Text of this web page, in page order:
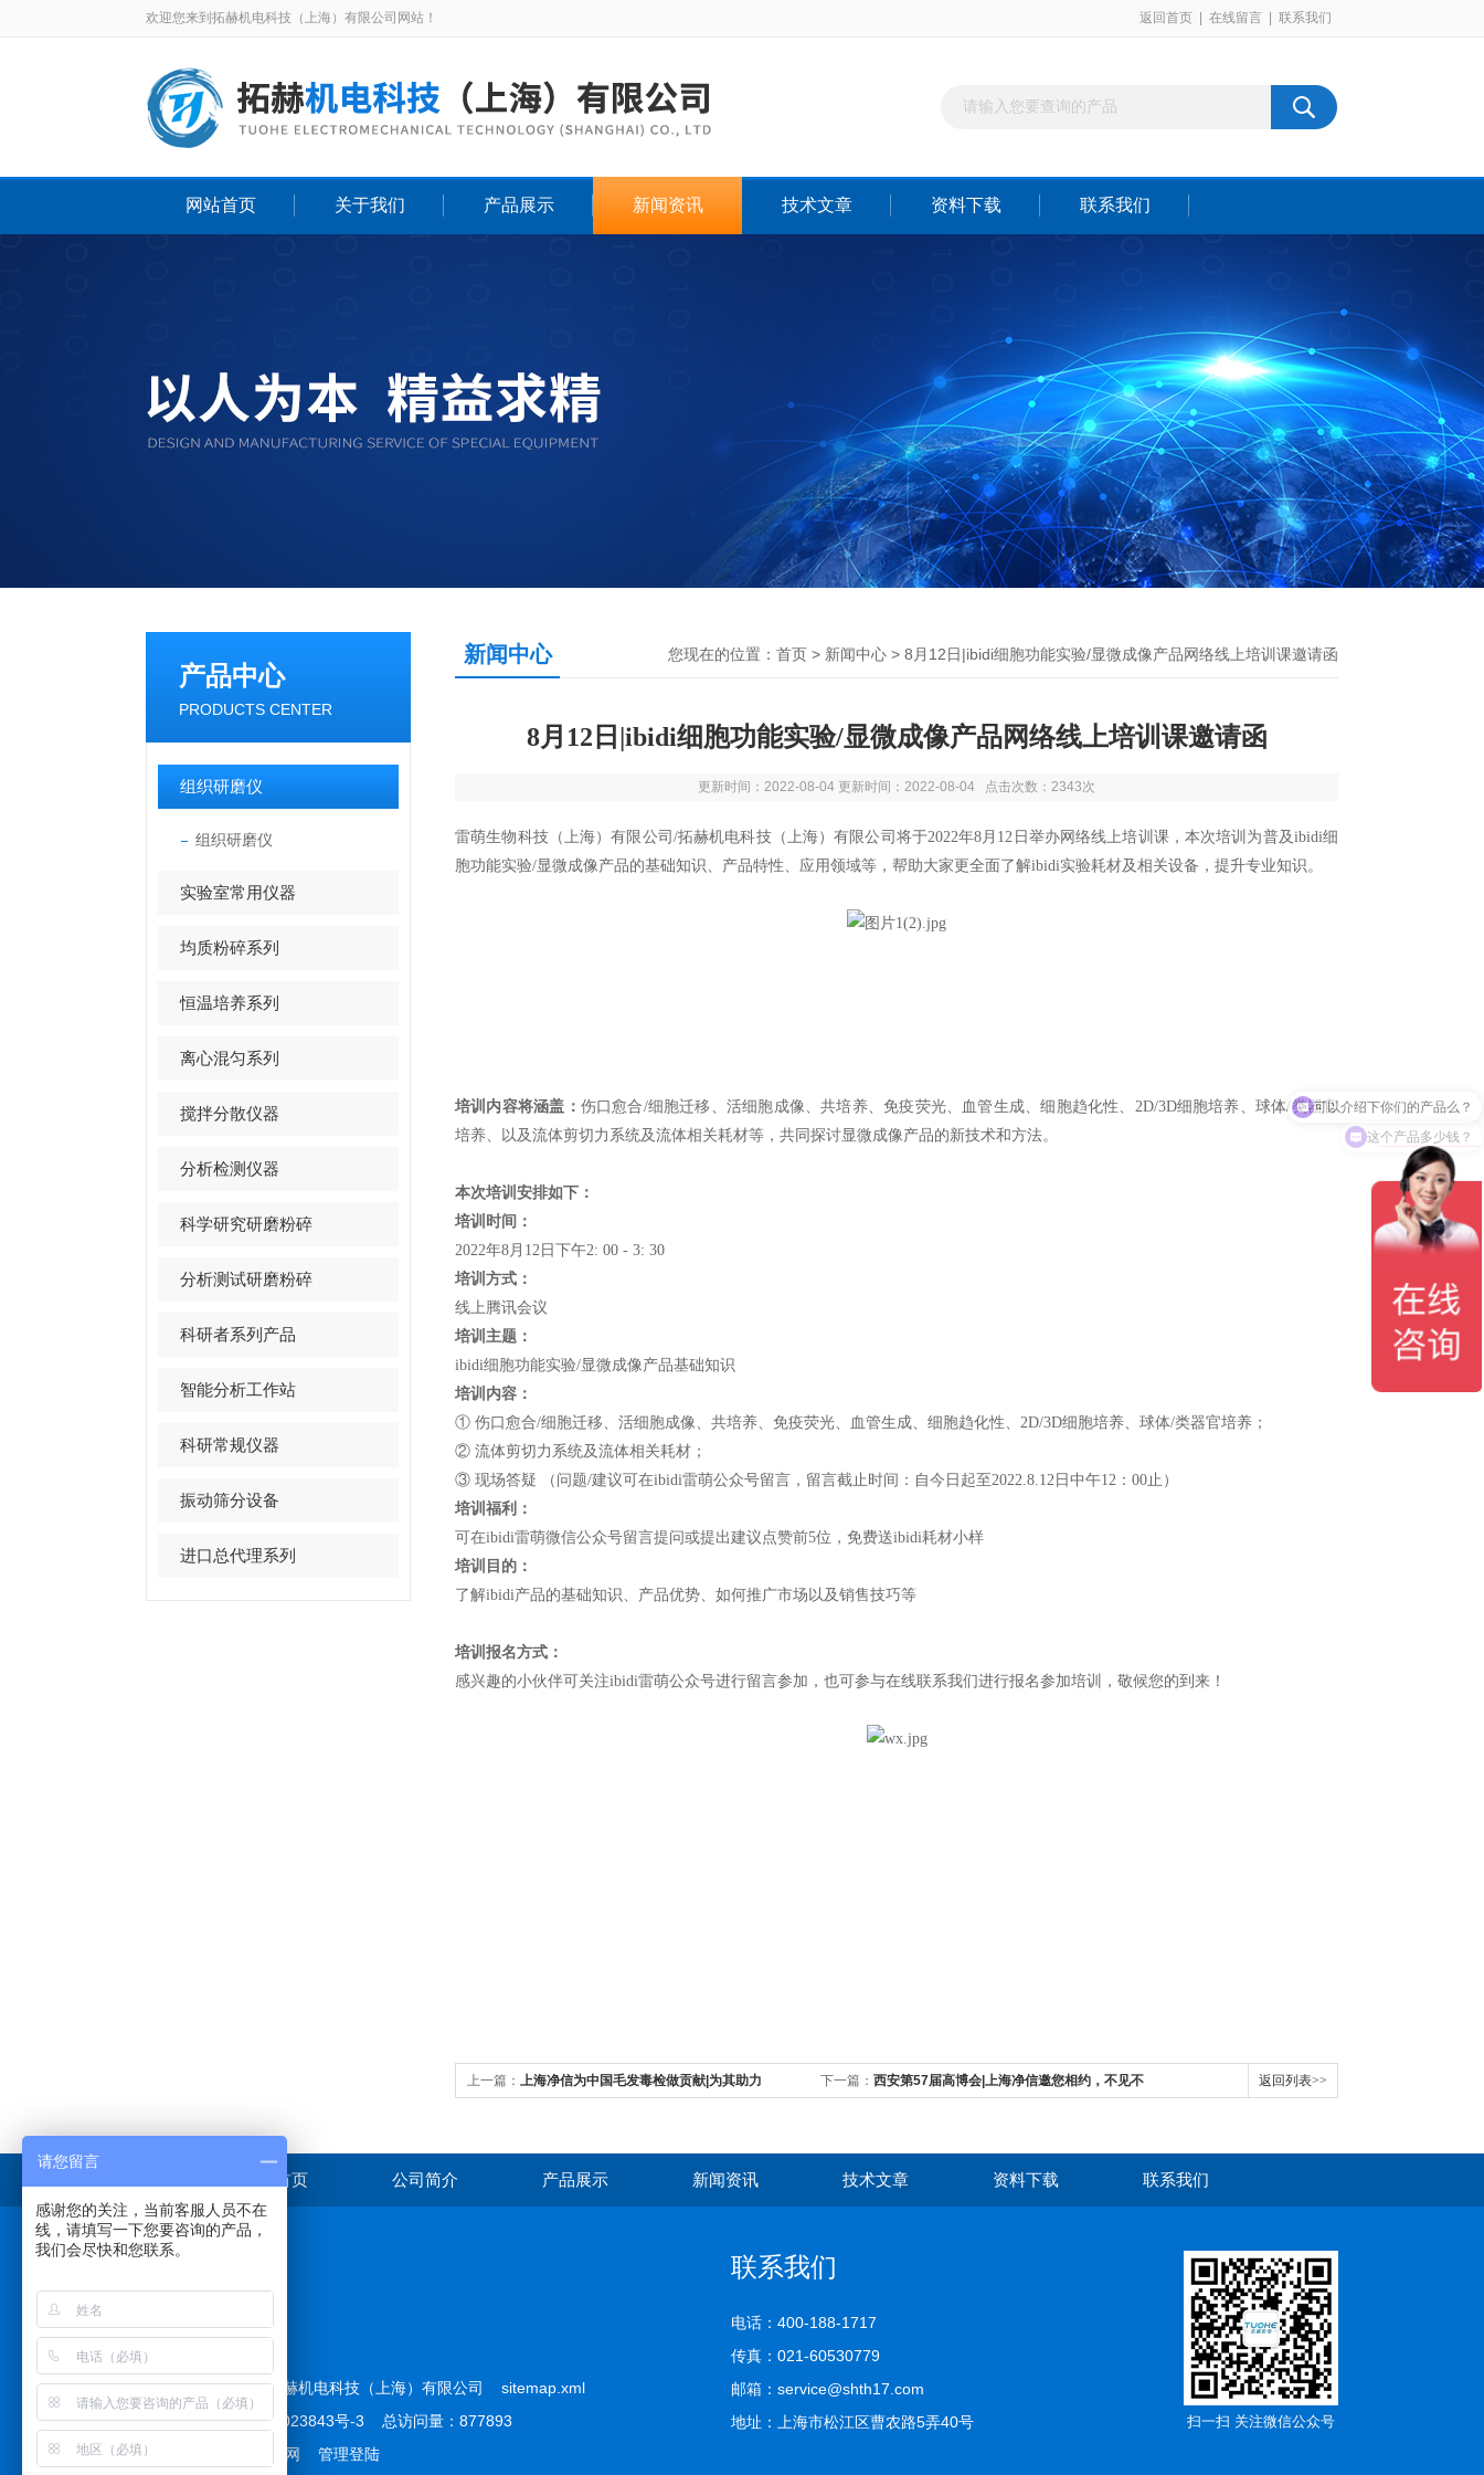
欢迎您来到拓赫机电科技（上海）有限公司网站！ 返回首页 在线留言 联系我们
网站首页 关于我们 产品展示 新闻资讯 技术文章 资料下载 联系我们
产品中心
PRODUCTS CENTER
组织研磨仪
组织研磨仪
实验室常用仪器
均质粉碎系列
恒温培养系列
离心混匀系列
搅拌分散仪器
分析检测仪器
科学研究研磨粉碎
分析测试研磨粉碎
科研者系列产品
智能分析工作站
科研常规仪器
振动筛分设备
进口总代理系列
新闻中心 您现在的位置： 首页 > 新闻中心 > 8月12日|ibidi细胞功能实验/显微成像产品网络线上培训课邀请函
8月12日|ibidi细胞功能实验/显微成像产品网络线上培训课邀请函
更新时间：2022-08-04 更新时间：2022-08-04 点击次数：2343次
雷萌生物科技（上海）有限公司/拓赫机电科技（上海）有限公司将于2022年8月12日举办网络线上培训课，本次培训为普及ibidi细
胞功能实验/显微成像产品的基础知识、产品特性、应用领域等，帮助大家更全面了解ibidi实验耗材及相关设备，提升专业知识。
培训内容将涵盖： 伤口愈合/细胞迁移、活细胞成像、共培养、免疫荧光、血管生成、细胞趋化性、2D/3D细胞培养、球体/类器官
培养、以及流体剪切力系统及流体相关耗材等，共同探讨显微成像产品的新技术和方法。
本次培训安排如下：
培训时间：
2022年8月12日下午2: 00 - 3: 30
培训方式：
线上腾讯会议
培训主题：
ibidi细胞功能实验/显微成像产品基础知识
培训内容：
① 伤口愈合/细胞迁移、活细胞成像、共培养、免疫荧光、血管生成、细胞趋化性、2D/3D细胞培养、球体/类器官培养；
② 流体剪切力系统及流体相关耗材；
③ 现场答疑 （问题/建议可在ibidi雷萌公众号留言，留言截止时间：自今日起至2022.8.12日中午12：00止）
培训福利：
可在ibidi雷萌微信公众号留言提问或提出建议点赞前5位，免费送ibidi耗材小样
培训目的：
了解ibidi产品的基础知识、产品优势、如何推广市场以及销售技巧等
培训报名方式：
感兴趣的小伙伴可关注ibidi雷萌公众号进行留言参加，也可参与在线联系我们进行报名参加培训，敬候您的到来！
上一篇： 上海净信为中国毛发毒检做贡献|为其助力 下一篇： 西安第57届高博会|上海净信邀您相约，不见不 返回列表>>
首页 公司简介 产品展示 新闻资讯 技术文章 资料下载 联系我们
在线咨询
版权所有 © 2026 拓赫机电科技（上海）有限公司 sitemap.xml
备案号：沪ICP备12023843号-3 总访问量：877893
技术支持：
化工仪器网 管理登陆
联系我们
电话：400-188-1717
传真：021-60530779
邮箱：service@shth17.com
地址：上海市松江区曹农路5弄40号
扫一扫 关注微信公众号
请您留言
感谢您的关注，当前客服人员不在
线，请填写一下您要咨询的产品，
我们会尽快和您联系。